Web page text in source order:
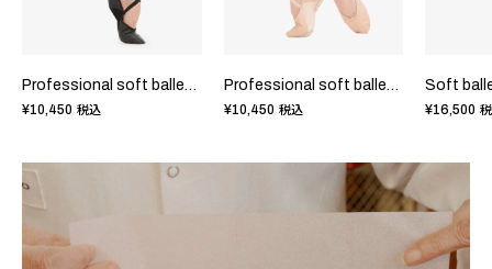
Professional soft ballet shoes with split sole
¥10,450 税込
Professional soft ballet shoes with split sole
¥10,450 税込 ¥16,500